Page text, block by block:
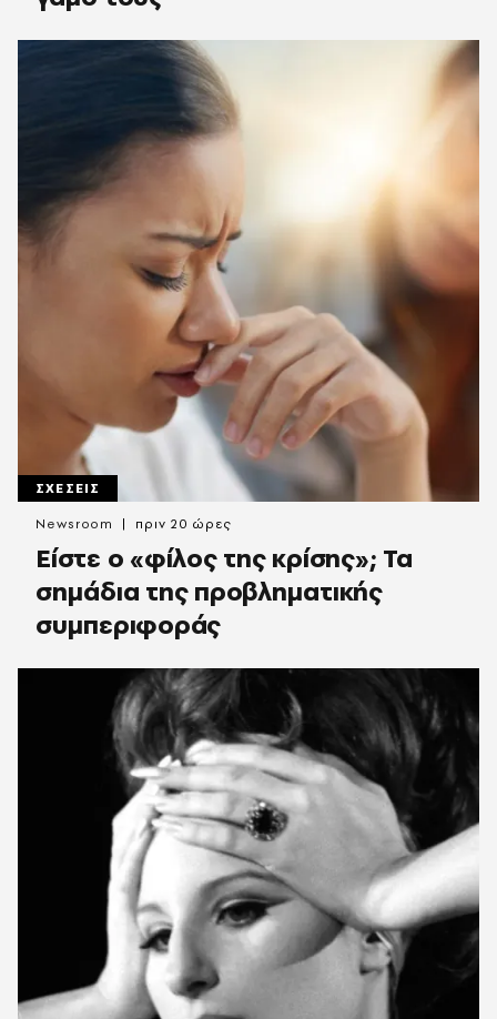
ΣΧΕΣΕΙΣ
Είστε ο «φίλος της κρίσης»; Τα
σημάδια της προβληματικής
συμπεριφοράς
Newsroom πριν 20 ώρες